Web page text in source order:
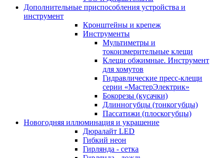
Дополнительные приспособления устройства и
инструмент
Кронштейны и крепеж
Инструменты
Мультиметры и
токоизмерительные клещи
Клещи обжимные. Инструмент
для хомутов
Гидравлические пресс-клещи
серии «МастерЭлектрик»
Бокорезы (кусачки)
Длинногубцы (тонкогубцы)
Пассатижи (плоскогубцы)
Новогодняя иллюминация и украшение
Дюралайт LED
Гибкий неон
Гирлянда - сетка